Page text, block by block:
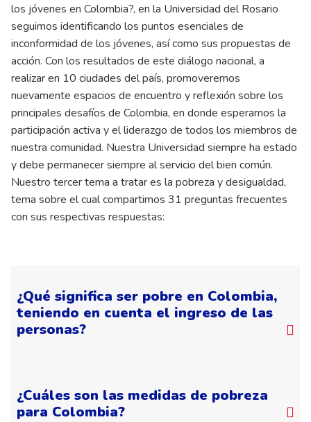
los jóvenes en Colombia?, en la Universidad del Rosario
seguimos identificando los puntos esenciales de
inconformidad de los jóvenes, así como sus propuestas de
acción. Con los resultados de este diálogo nacional, a
realizar en 10 ciudades del país, promoveremos
nuevamente espacios de encuentro y reflexión sobre los
principales desafíos de Colombia, en donde esperamos la
participación activa y el liderazgo de todos los miembros de
nuestra comunidad. Nuestra Universidad siempre ha estado
y debe permanecer siempre al servicio del bien común.
Nuestro tercer tema a tratar es la pobreza y desigualdad,
tema sobre el cual compartimos 31 preguntas frecuentes
con sus respectivas respuestas:
¿Qué significa ser pobre en Colombia,
teniendo en cuenta el ingreso de las
personas?
¿Cuáles son las medidas de pobreza
para Colombia?